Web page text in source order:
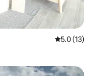
從 13 則評
5.0 (13)